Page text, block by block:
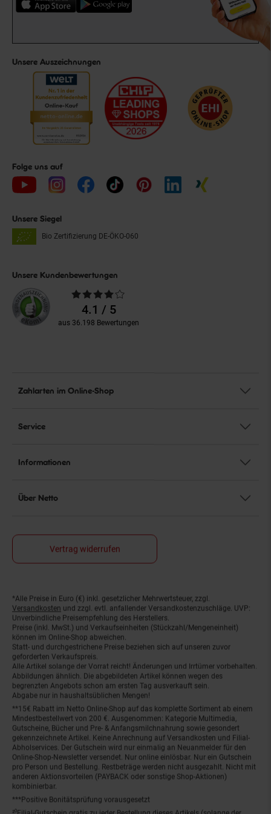
Unsere Auszeichnungen
Folge uns auf
Unsere Siegel
Bio Zertifizierung DE-ÖKO-060
Unsere Kundenbewertungen
Durchschnittliche
Bewertungen4.1 / 5
aus 36.198 Bewertungen
Zahlarten im Online-Shop
Service
Informationen
Über Netto
Vertrag widerrufen
Fußnoten
*Alle Preise in Euro (€) inkl. gesetzlicher Mehrwertsteuer, zzgl.
Versandkosten und zzgl. evtl. anfallender Versandkostenzuschläge. UVP:
Unverbindliche Preisempfehlung des Herstellers.
Preise (inkl. MwSt.) und Verkaufseinheiten (Stückzahl/Mengeneinheit)
können im Online-Shop abweichen.
Statt- und durchgestrichene Preise beziehen sich auf unseren zuvor
geforderten Verkaufspreis.
Alle Artikel solange der Vorrat reicht! Änderungen und Irrtümer vorbehalten.
Abbildungen ähnlich. Die abgebildeten Artikel können wegen des
begrenzten Angebots schon am ersten Tag ausverkauft sein.
Abgabe nur in haushaltsüblichen Mengen!
**15€ Rabatt im Netto Online-Shop auf das komplette Sortiment ab einem
Mindestbestellwert von 200 €. Ausgenommen: Kategorie Multimedia,
Gutscheine, Bücher und Pre- & Anfangsmilchnahrung sowie gesondert
gekennzeichnete Artikel. Keine Anrechnung auf Versandkosten und Filial-
Abholservices. Der Gutschein wird nur einmalig an Neuanmelder für den
Online-Shop-Newsletter versendet. Nur online einlösbar. Nur ein Gutschein
pro Person und Bestellung. Restbeträge werden nicht ausgezahlt. Nicht mit
anderen Aktionsvorteilen (PAYBACK oder sonstige Shop-Aktionen)
kombinierbar.
***Positive Bonitätsprüfung vorausgesetzt